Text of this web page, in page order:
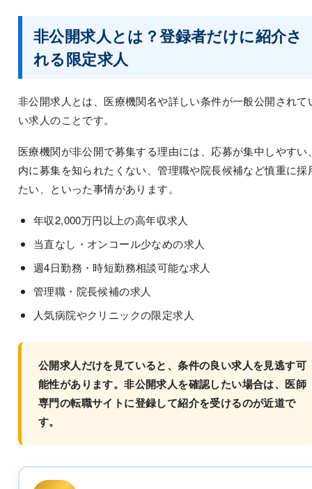
非公開求人とは？登録者だけに紹介さ
れる限定求人
非公開求人とは、医療機関名や詳しい条件が一般公開されて
い求人のことです。
医療機関が非公開で募集する理由には、応募が集中しやすい
内に募集を知られたくない、管理職や院長候補など慎重に採
たい、といった事情があります。
年収2,000万円以上の高年収求人
当直なし・オンコール少なめの求人
週4日勤務・時短勤務相談可能な求人
管理職・院長候補の求人
人気病院やクリニックの限定求人
公開求人だけを見ていると、条件の良い求人を見逃す可
能性があります。非公開求人を確認したい場合は、医師
専門の転職サイトに登録して紹介を受けるのが近道で
す。